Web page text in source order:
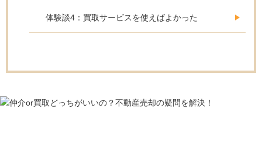
体験談4：買取サービスを使えばよかった